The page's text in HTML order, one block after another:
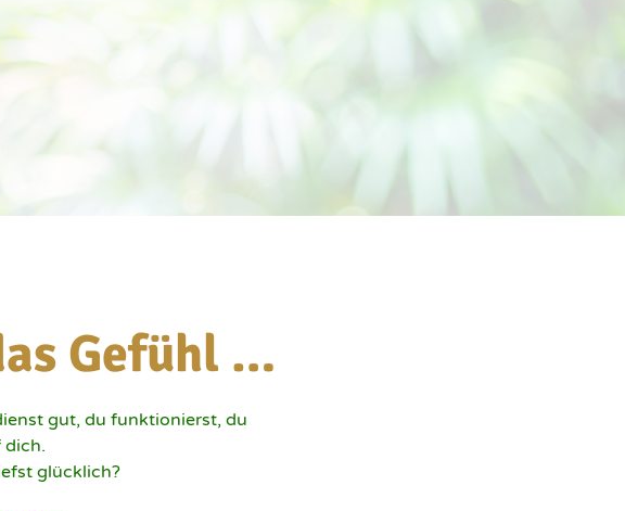
Gefühl …
gut, du funktionierst, du
dich.
glücklich?